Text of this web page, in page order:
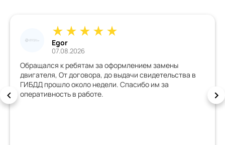
Egor
07.08.2026
Обращался к ребятам за оформлением замены
двигателя, От договора, до выдачи свидетельства в
ГИБДД прошло около недели. Спасибо им за
оперативность в работе.